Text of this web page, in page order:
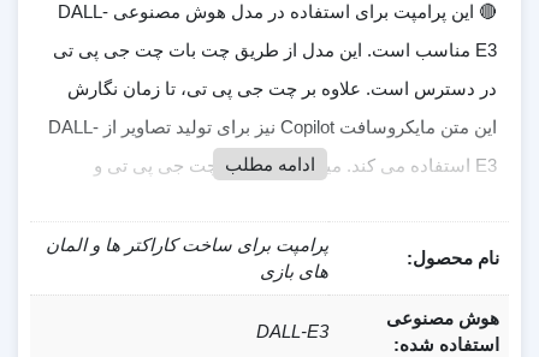
🔴 این پرامپت برای استفاده در مدل هوش مصنوعی DALL-
E3 مناسب است. این مدل از طریق چت بات چت جی پی تی
در دسترس است. علاوه بر چت جی پی تی، تا زمان نگارش
این متن مایکروسافت Copilot نیز برای تولید تصاویر از DALL-
E3 استفاده می کند. میتونی از طریق چت جی پی تی و
تولید تصاویر استفاده می کنه، استفاده کنی
📞 اگر هرگونه سوال و نظری در رابطه با این محصول داشتی،
تو بخش کامنت ها منتظرت هستیم 💬
ادامه مطلب
نام محصول:
پرامپت برای ساخت کاراکتر ها و المان
های بازی
هوش مصنوعی
استفاده شده:
DALL-E3